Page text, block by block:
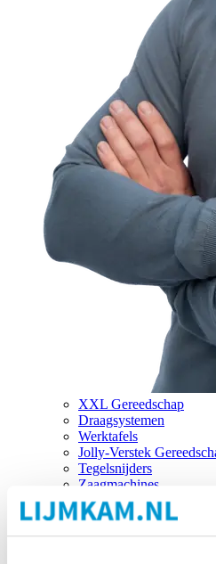
XXL Gereedschap
Draagsystemen
Werktafels
Jolly-Verstek
Tegelsnijders
Zaagmachines
Merken